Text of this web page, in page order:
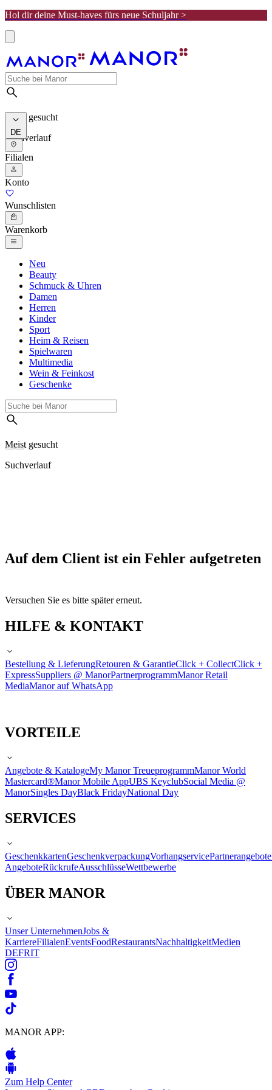
Hol dir deine Must-haves fürs neue Schuljahr >
Meist gesucht
Suchverlauf
DE
Filialen
Konto
Wunschlisten
Warenkorb
Neu
Beauty
Schmuck & Uhren
Damen
Herren
Kinder
Sport
Heim & Reisen
Spielwaren
Multimedia
Wein & Feinkost
Geschenke
Meist gesucht
Suchverlauf
Auf dem Client ist ein Fehler aufgetreten
Versuchen Sie es bitte später erneut.
HILFE & KONTAKT
Bestellung & LieferungRetouren & GarantieClick + CollectClick +
ExpressSuppliers @ ManorPartnerprogrammManor Retail
MediaManor auf WhatsApp
VORTEILE
Angebote & KatalogeMy Manor TreueprogrammManor World
Mastercard®Manor Mobile AppUBS KeyclubSocial Media @
ManorSingles DayBlack FridayNational Day
SERVICES
GeschenkkartenGeschenkverpackungVorhangservicePartnerangebote
AngeboteRückrufeAusschlüsseWettbewerbe
ÜBER MANOR
Unser UnternehmenJobs &
KarriereFilialenEventsFoodRestaurantsNachhaltigkeitMedien
DEFRIT
MANOR APP:
Zum Help Center